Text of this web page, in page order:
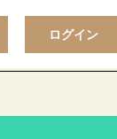
ログイン
ん